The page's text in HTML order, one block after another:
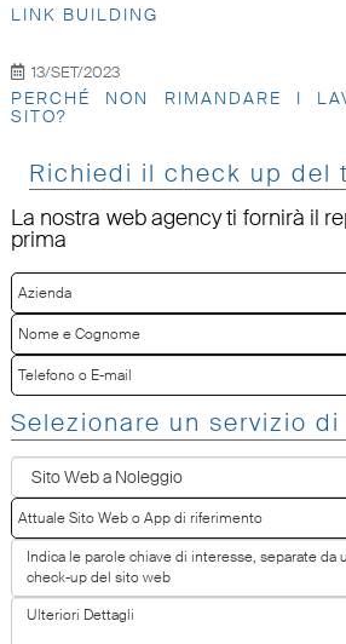
LINK BUILDING
13/SET/2023
PERCHÉ NON RIMANDARE I
SITO?
Richiedi il check up del
La nostra web agency ti fornirà il
prima
Selezionare un servizio